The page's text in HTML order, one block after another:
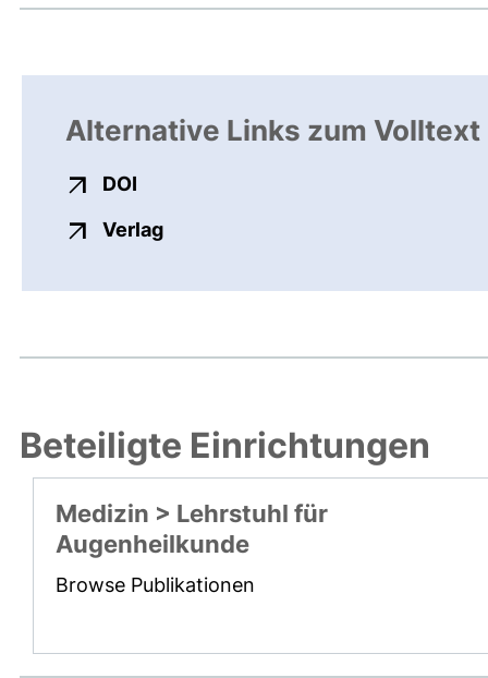
Alternative Links zum Volltext
DOI
Verlagexterner Link, öffnet neues
Beteiligte Einrichtungen
Medizin > Lehrstuhl für
Augenheilkunde
Browse Publikationen